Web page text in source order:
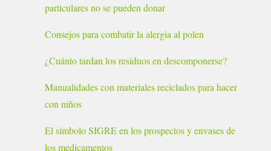
particulares no se pueden donar
Consejos para combatir la alergia al polen
¿Cuánto tardan los residuos en descomponerse?
Manualidades con materiales reciclados para hacer
con niños
El símbolo SIGRE en los prospectos y envases de
los medicamentos